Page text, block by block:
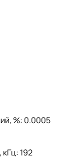
%: 0.0005
192